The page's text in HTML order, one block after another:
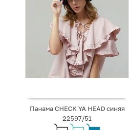
Панама CHECK YA HEAD синяя
22597/51